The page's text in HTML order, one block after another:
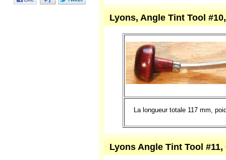
La longueur totale 117 mm,
Lyons, Angle Tint Tool
La longueur totale 117 mm,